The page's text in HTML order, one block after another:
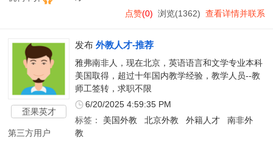
点赞(0) 浏览(1362) 查看详情并联系
歪果英才
第三方用户
发布 外教人才-推荐
雅弗南非人，现在北京，英语语言和文学专业本科
美国取得，超过十年国内教学经验，教学人员--教
师工签转，求职不限
6/20/2025 4:59:35 PM
标签： 美国外教 北京外教 外籍人才
南非外
教